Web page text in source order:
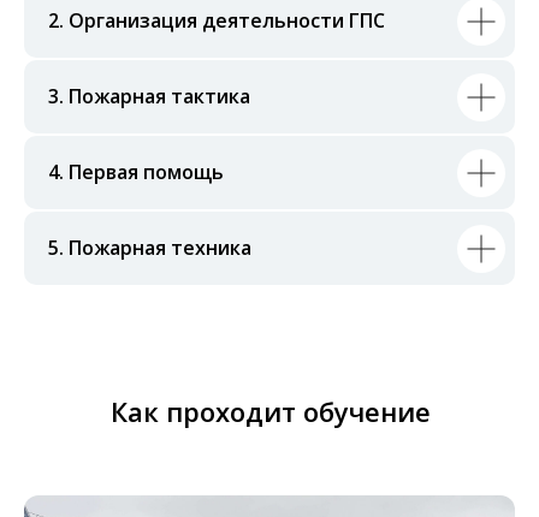
2. Организация деятельности ГПС
3. Пожарная тактика
4. Первая помощь
5. Пожарная техника
Как проходит обучение